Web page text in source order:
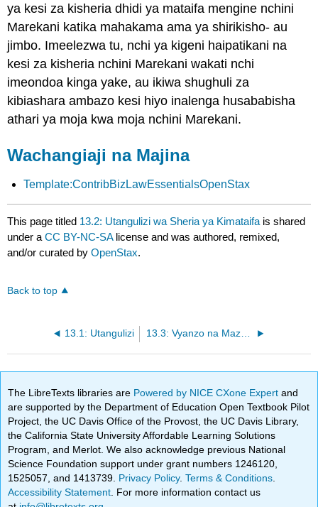
ya kesi za kisheria dhidi ya mataifa mengine nchini
Marekani katika mahakama ama ya shirikisho- au
jimbo. Imeelezwa tu, nchi ya kigeni haipatikani na
kesi za kisheria nchini Marekani wakati nchi
imeondoa kinga yake, au ikiwa shughuli za
kibiashara ambazo kesi hiyo inalenga husababisha
athari ya moja kwa moja nchini Marekani.
Wachangiaji na Majina
Template:ContribBizLawEssentialsOpenStax
This page titled 13.2: Utangulizi wa Sheria ya Kimataifa is shared
under aCC BY-NC-SA license and was authored, remixed,
and/or curated byOpenStax.
Back to top
13.1: Utangulizi
The LibreTexts libraries are Powered by NICE CXone Expertand
are supported by the Department of Education Open Textbook Pilot
Project, the UC Davis Office of the Provost, the UC Davis Library,
the California State University Affordable Learning Solutions
Program, and Merlot. We also acknowledge previous National
Science Foundation support under grant numbers 1246120,
1525057, and 1413739. Privacy Policy.Terms & Conditions
Accessibility Statement . For more information contact us